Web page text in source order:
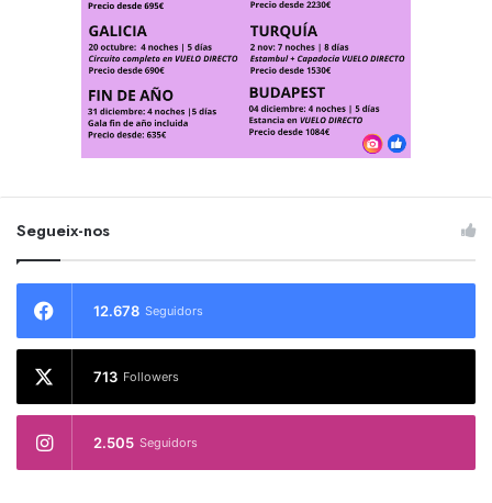
Segueix-nos
12.678 Seguidors
713 Followers
2.505 Seguidors